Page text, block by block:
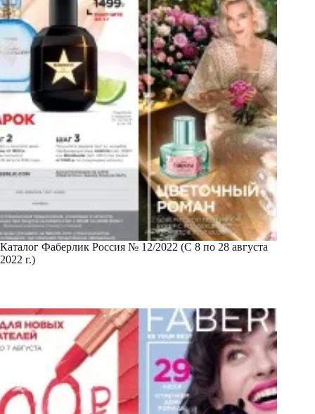
Каталог Фаберлик Россия № 12/2022 (С 8 по 28 августа
2022 г.)